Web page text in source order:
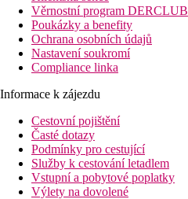
Věrnostní program DERCLUB
Poukázky a benefity
Ochrana osobních údajů
Nastavení soukromí
Compliance linka
Informace k zájezdu
Cestovní pojištění
Časté dotazy
Podmínky pro cestující
Služby k cestování letadlem
Vstupní a pobytové poplatky
Výlety na dovolené